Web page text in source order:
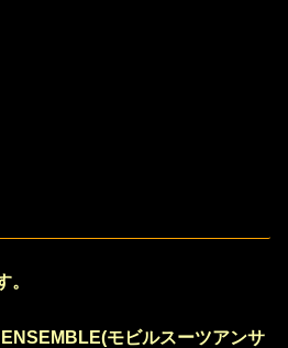
。
モビルスーツアンサ